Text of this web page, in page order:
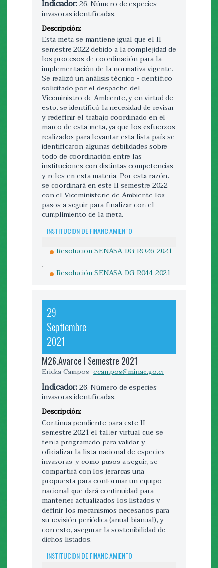
Indicador:26. Número de especies
invasoras identificadas.
Descripción:
Esta meta se mantiene igual que el II
semestre 2022 debido a la complejidad de
los procesos de coordinación para la
implementación de la normativa vigente.
Se realizó un análisis técnico - científico
solicitado por el despacho del
Viceministro de Ambiente, y en virtud de
esto, se identificó la necesidad de revisar
y redefinir el trabajo coordinado en el
marco de esta meta, ya que los esfuerzos
realizados para levantar esta lista país se
identificaron algunas debilidades sobre
todo de coordinación entre las
instituciones con distintas competencias
y roles en esta materia. Por esta razón,
se coordinará en este II semestre 2022
con el Viceministerio de Ambiente los
pasos a seguir para finalizar con el
cumplimiento de la meta.
INSTITUCION DE FINANCIAMIENTO
Resolución SENASA-DG-RO26-2021
Resolución SENASA-DG-R044-2021
29
Septiembre
2021
M26.Avance I Semestre 2021
Ericka Campos ecampos@minae.go.cr
Indicador:26. Número de especies
invasoras identificadas.
Descripción:
Continua pendiente para este II
semestre 2021 el taller virtual que se
tenía programado para validar y
oficializar la lista nacional de especies
invasoras, y como pasos a seguir, se
compartirá con los jerarcas una
propuesta para conformar un equipo
nacional que dará continuidad para
mantener actualizados los listados y
definir los mecanismos necesarios para
su revisión periódica (anual-bianual), y
con esto, asegurar la sostenibilidad de
dichos listados.
INSTITUCION DE FINANCIAMIENTO
control en puertos y aduanas
Descripción:
En congruencia con los informes
anteriores, se mencionan las
instituciones gubernamentales con las
que se está buscando coordinar para el
cumplimento de esta meta: SINAC,
CONAGEBIO, INCOPESCA, SENASA,
Servicio Fitosanitario del Estado y el
Ministerio de Salud.
En relación con el Decreto Ejecutivo
para atender la situación de las Palomas
de Castilla, se informa que la Comisión de
Biodiversidad y Salud se encuentra en
proceso de reactivación. Sobre las demás
iniciativas que se han venido informando
no se cuenta con avances para este
semestre.
Para este semestre se aporta el Plan de
Manejo para control de especies de la
Isla del Coco.
Dicho esto, el avance de la meta para
este II semestre 2022 es de un 50%.
30
Junio
2022
M28. Avance I semestre 2022
Ericka Campos Cartín
ecampos@minae.go.cr
Indicador:28. Número de protocolos de
control en puertos y aduanas
Descripción:
Continua pendiente la publicación del
decreto para atender la situación de las
Palomas de Castilla y demás acciones
coordinadas con Sistema Nacional de
Áreas de Conservación (SINAC).
La programación de actividades para el II
semestre de 2022 se enfocará en
plantear una adecuada modificación de la
meta, ya que a la luz de la emergencia
nacional por la pandemia del COVID-19 y
la aplicación de la regla fiscal,